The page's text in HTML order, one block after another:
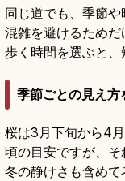
同じ道でも、季節や
混雑を避けるため
歩く時間を選ぶと、
季節ごとの見え方
桜は3月下旬から4
頃の目安ですが、
冬の静けさも含めて